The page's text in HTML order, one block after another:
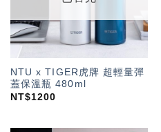
NTU x TIGER虎牌 超輕量彈
蓋保溫瓶 480ml
NT$1200